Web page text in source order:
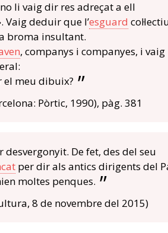
li vaig dir res adreçat a ell
deduir que l’esguard
broma insultant.
, companys i companyes, i vaig
meu dibuix?
Pòrtic, 1990), pàg. 381
De fet, des del seu
per dir als antics dirigents del
moltes penques.
8 de novembre del 2015)